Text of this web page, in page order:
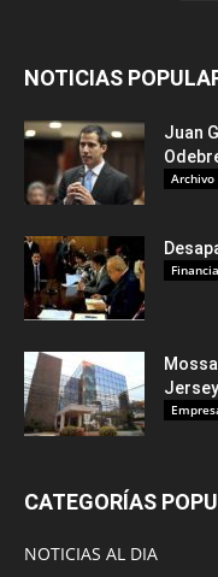
NOTICIAS
Juan
Archivo
CATEGORÍAS
NOTICIAS AL DIA